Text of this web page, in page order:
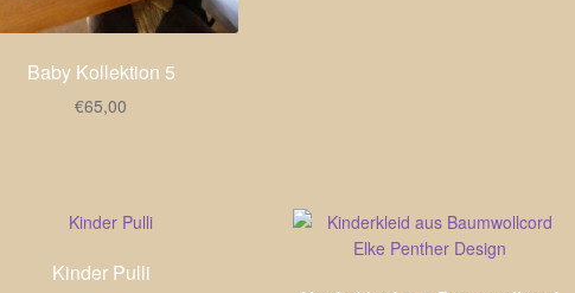
Baby Kollektion 5
€65,00
Kinder Pulli